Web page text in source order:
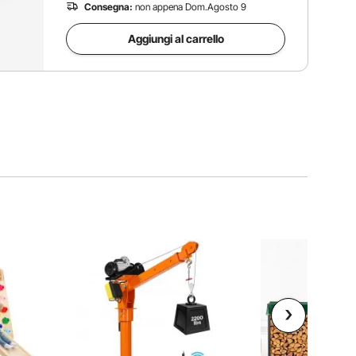
Consegna: non appena Dom.Agosto 9
Aggiungi al carrello